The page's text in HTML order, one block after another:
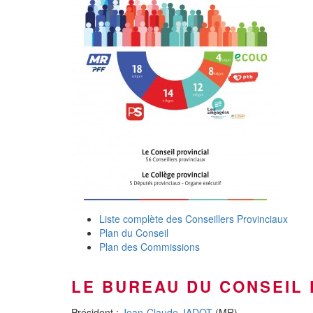
Liste complète des Conseillers Provinciaux
Plan du Conseil
Plan des Commissions
LE BUREAU DU CONSEIL